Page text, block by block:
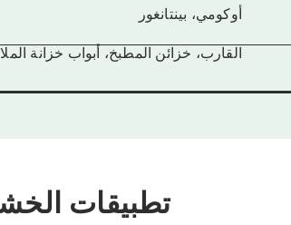
أوكومي، بينتانغور
القارب، خزائن المطبخ، أبواب خزانة
تطبيقات